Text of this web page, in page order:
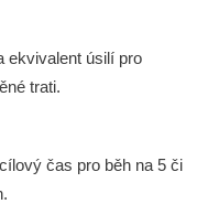
ekvivalent úsilí pro
trati.
čas pro běh na 5 či